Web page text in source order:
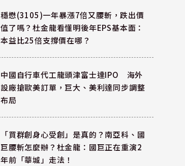
穩懋(3105)一年暴漲7倍又腰斬，跌出價
值了嗎？杜金龍看懂明後年EPS基本面：
本益比25倍支撐價在哪？
中國自行車代工龍頭津富士達IPO 海外
設廠搶歐美訂單，巨大、美利達同步調整
布局
「買群創身心受創」是真的？南亞科、國
巨腰斬怎麼辦？杜金龍：國巨正在重演2
年前「華城」走法！